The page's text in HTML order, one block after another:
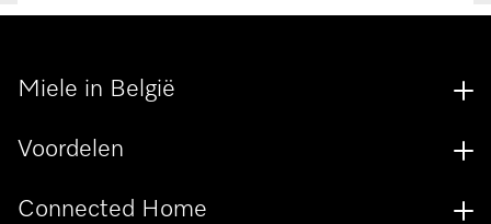
Miele in België
Voordelen
Connected Home